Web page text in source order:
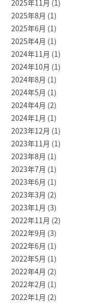
2025年11月 (1)
2025年8月 (1)
2025年6月 (1)
2025年4月 (1)
2024年11月 (1)
2024年10月 (1)
2024年8月 (1)
2024年5月 (1)
2024年4月 (2)
2024年1月 (1)
2023年12月 (1)
2023年11月 (1)
2023年8月 (1)
2023年7月 (1)
2023年6月 (1)
2023年3月 (2)
2023年1月 (3)
2022年11月 (2)
2022年9月 (3)
2022年6月 (1)
2022年5月 (1)
2022年4月 (2)
2022年2月 (1)
2022年1月 (2)